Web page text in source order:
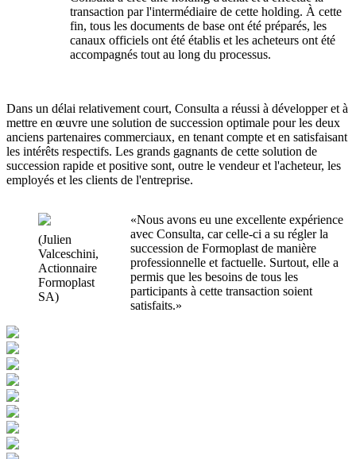
transaction par l'intermédiaire de cette holding. À cette
fin, tous les documents de base ont été préparés, les
canaux officiels ont été établis et les acheteurs ont été
accompagnés tout au long du processus.
Dans un délai relativement court, Consulta a réussi à développer et à
mettre en œuvre une solution de succession optimale pour les deux
anciens partenaires commerciaux, en tenant compte et en satisfaisant
les intérêts respectifs. Les grands gagnants de cette solution de
succession rapide et positive sont, outre le vendeur et l'acheteur, les
employés et les clients de l'entreprise.
(Julien
Valceschini,
Actionnaire
Formoplast
SA)
«Nous avons eu une excellente expérience
avec Consulta, car celle-ci a su régler la
succession de Formoplast de manière
professionnelle et factuelle. Surtout, elle a
permis que les besoins de tous les
participants à cette transaction soient
satisfaits.»